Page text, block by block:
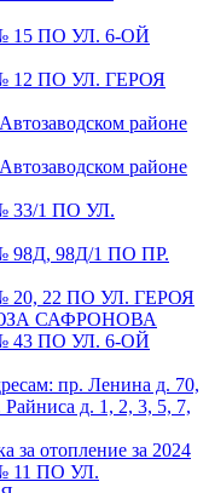
ПО УЛ. 6-ОЙ
ПО УЛ. ГЕРОЯ
районе
районе
1 ПО УЛ.
98Д/1 ПО ПР.
22 ПО УЛ. ГЕРОЯ
САФРОНОВА
ПО УЛ. 6-ОЙ
пр. Ленина д. 70,
д. 1, 2, 3, 5, 7,
за отопление за 2024
ПО УЛ.